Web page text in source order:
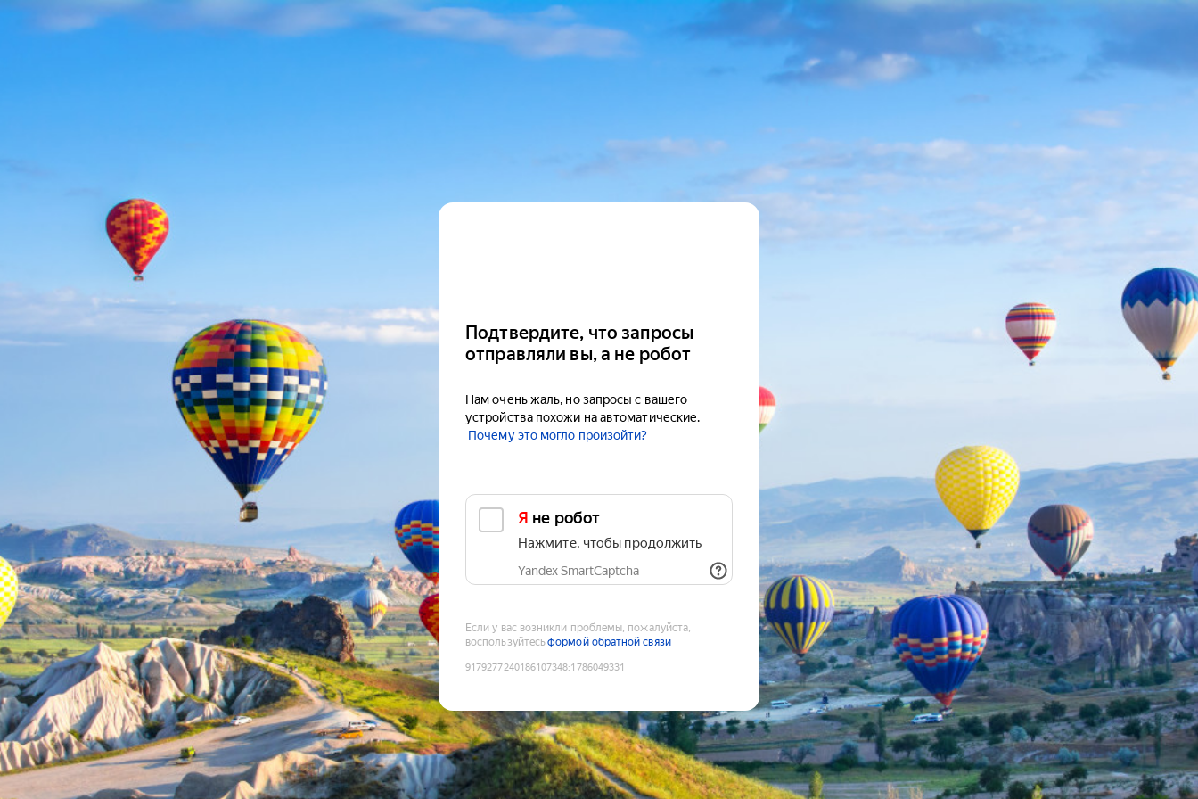
Подтвердите, что запросы
отправляли вы, а не робот
Нам очень жаль, но запросы с вашего
устройства похожи на автоматические.
Почему это могло произойти?
Я не робот
Нажмите, чтобы продолжить
Yandex SmartCaptcha
Если у вас возникли проблемы, пожалуйста,
воспользуйтесьформой обратной связи
9179277240186107348:1786049331